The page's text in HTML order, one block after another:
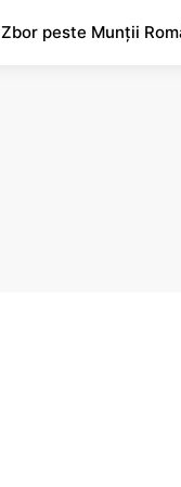
Zbor peste Munții